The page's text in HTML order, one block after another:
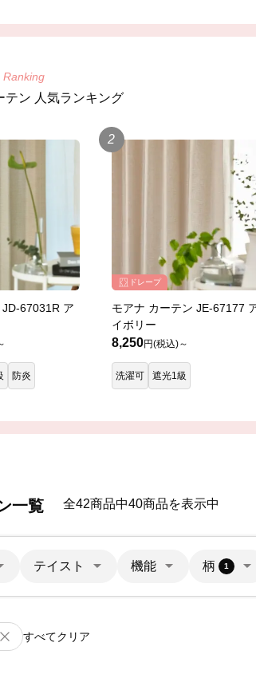
Ranking
テン 人気ランキング
67031R ア
防炎
ドレープ
モアナ カーテン JE-67177
イボリー
8,250円(税込)～
洗濯可 遮光1級
一覧 全42商品中40商品を表示中
テイスト 機能 柄 1
すべてクリア